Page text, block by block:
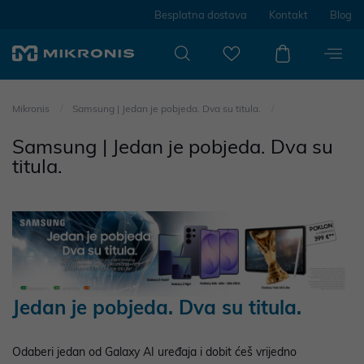
Besplatna dostava Kontakt Blog
Mikronis Samsung | Jedan je pobjeda. Dva su titula.
Samsung | Jedan je pobjeda. Dva su
titula.
Jedan je pobjeda. Dva su titula.
Odaberi jedan od Galaxy AI uređaja i dobit ćeš vrijedno